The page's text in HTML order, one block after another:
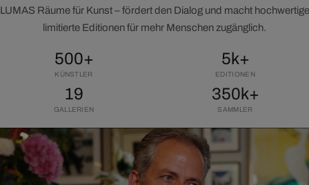
LUMAS Räume für Kunst – fördert den Dialog und macht hochwertige
limitierte Editionen für mehr Menschen zugänglich.
500+
KÜNSTLER
5k+
EDITIONEN
19
GALLERIEN
350k+
SAMMLER